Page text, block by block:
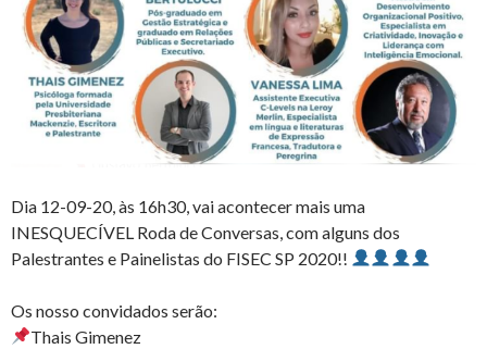
Dia 12-09-20, às 16h30, vai acontecer mais uma
INESQUECÍVEL Roda de Conversas, com alguns dos
Palestrantes e Painelistas do FISEC SP 2020!!
Os nosso convidados serão:
Thais Gimenez